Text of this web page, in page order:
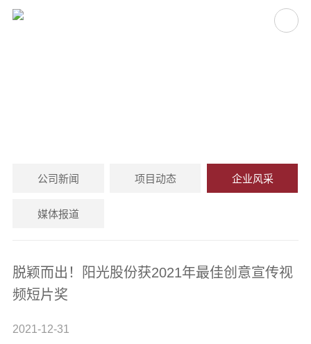
公司新闻 项目动态 企业风采
媒体报道
脱颖而出！阳光股份获2021年最佳创意宣传视
频短片奖
2021-12-31